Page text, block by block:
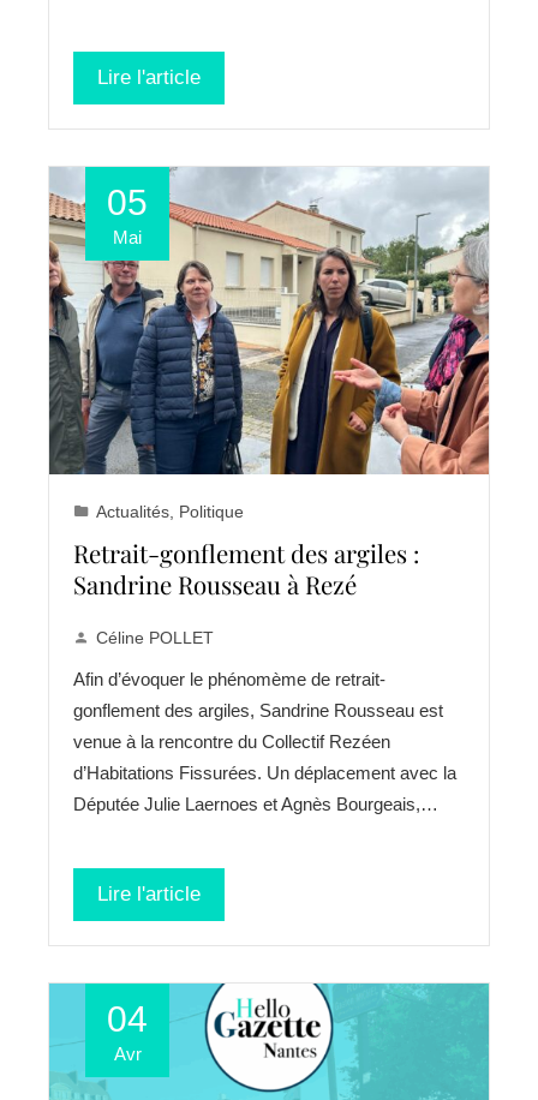
Lire l'article
05
Mai
Actualités, Politique
Retrait-gonflement des argiles :
Sandrine Rousseau à Rezé
Céline POLLET
Afin d’évoquer le phénomème de retrait-
gonflement des argiles, Sandrine Rousseau est
venue à la rencontre du Collectif Rezéen
d’Habitations Fissurées. Un déplacement avec la
Députée Julie Laernoes et Agnès Bourgeais,…
Lire l'article
04
Avr